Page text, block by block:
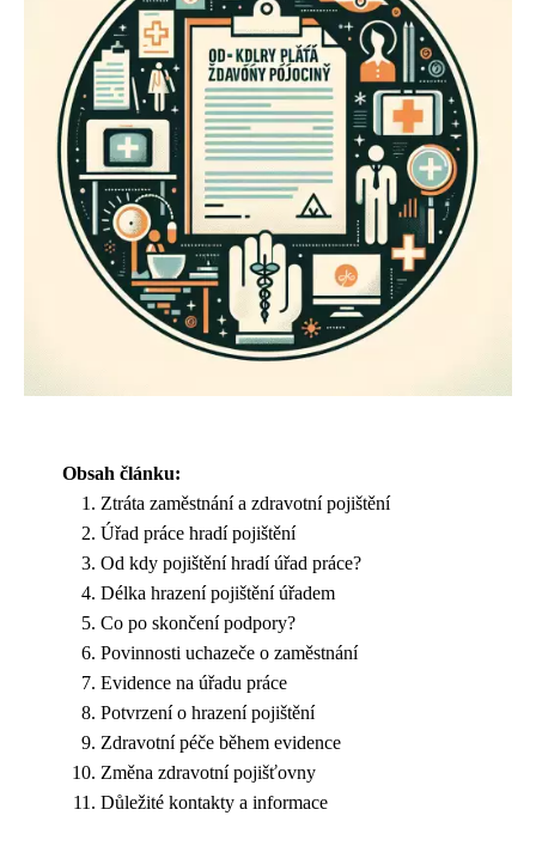
Obsah článku:
Ztráta zaměstnání a zdravotní pojištění
Úřad práce hradí pojištění
Od kdy pojištění hradí úřad práce?
Délka hrazení pojištění úřadem
Co po skončení podpory?
Povinnosti uchazeče o zaměstnání
Evidence na úřadu práce
Potvrzení o hrazení pojištění
Zdravotní péče během evidence
Změna zdravotní pojišťovny
Důležité kontakty a informace